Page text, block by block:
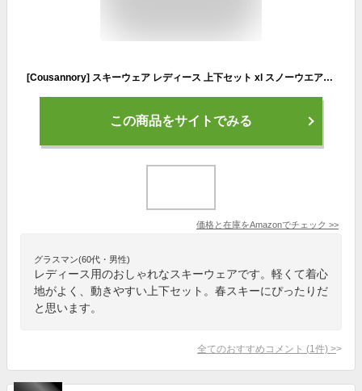
[Cousannory] スキーウェア レディース 上下セット xl スノーウエアーレディース セット 軽量 ダウン 防寒服 ロンパース 2点セット スキー場 スポーツ スノーボードウェア 防風 保温 上下 ジップアップ ジャケット パンツ ダウンジャケット 雪用 雪遊び アウトドア 登山 スキー(パープル,XL)
この商品をサイトでみる
価格と在庫をAmazonでチェック >>
グラスマン(60代・男性)
レディース用のおしゃれなスキーウェアです。軽くて着心
地がよく、動きやすい上下セット。春スキーにぴったりだ
と思います。
全てのおすすめコメント (1 件) >